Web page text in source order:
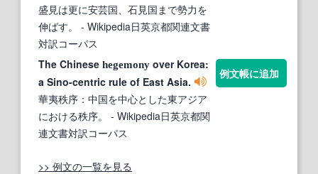
盛見は更に安芸国、石見国まで勢力を
伸ばす。
- Wikipedia日英京都関連文書
対訳コーパス
The Chinese hegemony over Korea:
a Sino-centric rule of East Asia.
華夷秩序：中国を中心とした東アジア
における秩序。
- Wikipedia日英京都関
連文書対訳コーパス
例文帳に追加
>> 例文の一覧を見る